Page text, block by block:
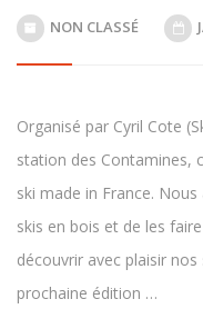
NON CLASSÉ
Organisé par Cyril Cote
station des Contamines,
ski made in France.
skis en bois et de les
découvrir avec plaisir
prochaine édition …